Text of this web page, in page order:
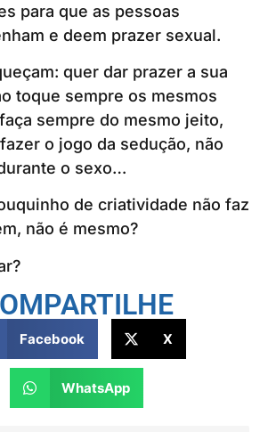
para que as pessoas
e deem prazer sexual.
quer dar prazer a sua
toque sempre os mesmos
sempre do mesmo jeito,
o jogo da sedução, não
o sexo…
de criatividade não faz
não é mesmo?
Facebook X
WhatsApp